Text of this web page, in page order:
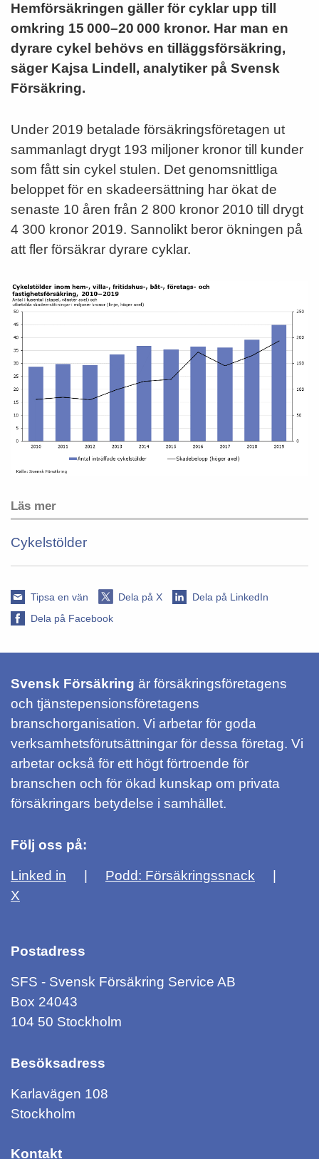
Hemförsäkringen gäller för cyklar upp till
omkring 15 000–20 000 kronor. Har man en
dyrare cykel behövs en tilläggsförsäkring,
säger Kajsa Lindell, analytiker på Svensk
Försäkring.
Under 2019 betalade försäkringsföretagen ut
sammanlagt drygt 193 miljoner kronor till kunder
som fått sin cykel stulen. Det genomsnittliga
beloppet för en skadeersättning har ökat de
senaste 10 åren från 2 800 kronor 2010 till
drygt
4 300 kronor 2019. Sannolikt beror ökningen på
att fler försäkrar dyrare cyklar.
Läs mer
Cykelstölder
Tipsa en vän Dela på X
Dela på LinkedIn
Dela på Facebook
Svensk Försäkring är försäkringsföretagens
och tjänstepensionsföretagens
branschorganisation. Vi arbetar för goda
verksamhetsförutsättningar för dessa företag. Vi
arbetar också för ett högt förtroende för
branschen och för ökad kunskap om privata
försäkringars betydelse i samhället.
Följ oss på:
Linked in
Podd: Försäkringssnack
X
Postadress
SFS - Svensk Försäkring Service AB
Box 24043
104 50 Stockholm
Besöksadress
Karlavägen 108
Stockholm
Kontakt